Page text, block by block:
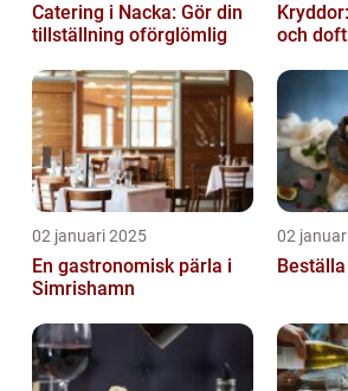
Catering i Nacka: Gör din
tillställning oförglömlig
och doft
02 januari 2025
En gastronomisk pärla i
Simrishamn
02